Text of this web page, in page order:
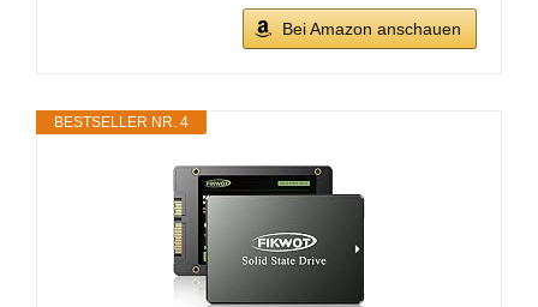
Bei Amazon anschauen
BESTSELLER NR. 4